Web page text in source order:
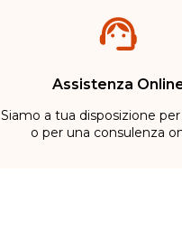
Assistenza
Siamo a tua disposizione
o per una consulenza